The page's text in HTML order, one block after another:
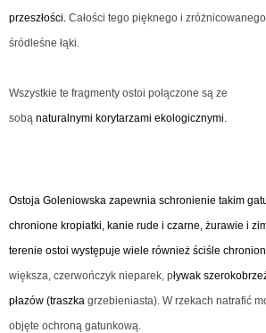
przeszłości. Całości tego pięknego i
śródleśne łąki.
Wszystkie te fragmenty ostoi połączone są ze
sobą naturalnymi korytarzami ekologicznymi.
Ostoja Goleniowska zapewnia schronienie takim
chronione kropiatki, kanie rude i czarne, żurawie i
terenie ostoi występuje wiele również ściśle
większa, czerwończyk nieparek, pływak
płazów (traszka grzebieniasta). W rzekach natrafić
objęte ochroną gatunkową.